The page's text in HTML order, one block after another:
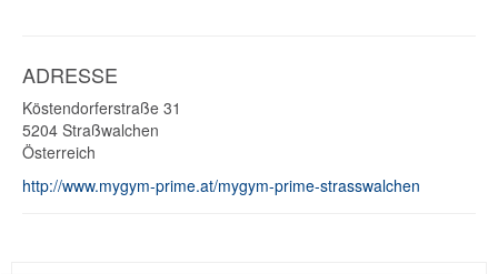
ADRESSE
Köstendorferstraße 31
5204 Straßwalchen
Österreich
http://www.mygym-prime.at/mygym-prime-strasswalchen